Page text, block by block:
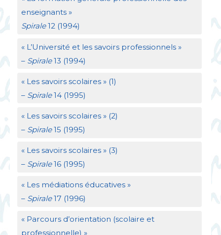
enseignants »
Spirale12 (1994)
« L’Université et les savoirs professionnels »
– Spirale13 (1994)
« Les savoirs scolaires » (1)
– Spirale14 (1995)
« Les savoirs scolaires » (2)
– Spirale15 (1995)
« Les savoirs scolaires » (3)
– Spirale16 (1995)
« Les médiations éducatives »
– Spirale17 (1996)
« Parcours d’orientation (scolaire et
professionnelle) »